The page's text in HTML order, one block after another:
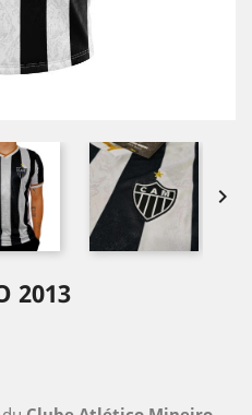

2013